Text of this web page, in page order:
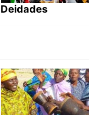
Deidades